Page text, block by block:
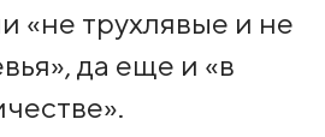
«не трухлявые и не
да еще и «в